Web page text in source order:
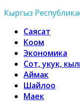
Кыргыз
Саясат
Коом
Экономика
Сот, укук,
Аймак
Шайлоо
Маек